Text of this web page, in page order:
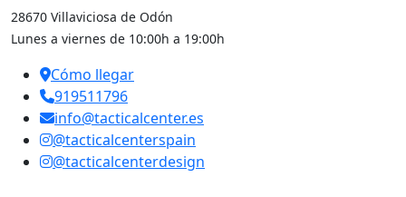
28670 Villaviciosa de Odón
Lunes a viernes de 10:00h a 19:00h
Cómo llegar
919511796
info@tacticalcenter.es
@tacticalcenterspain
@tacticalcenterdesign